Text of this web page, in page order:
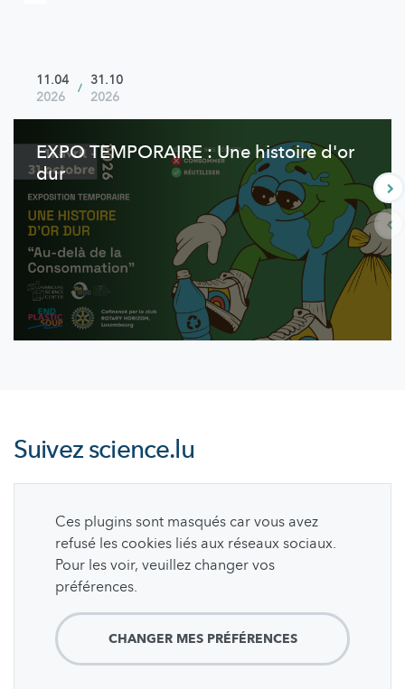
11.04
2026
/
31.10
2026
EXPO TEMPORAIRE : Une histoire d'or
dur
Suivezscience.lu
Ces plugins sont masqués car vous avez
refusé les cookies liés aux réseaux sociaux.
Pour les voir, veuillez changer vos
préférences.
CHANGER MES PRÉFÉRENCES